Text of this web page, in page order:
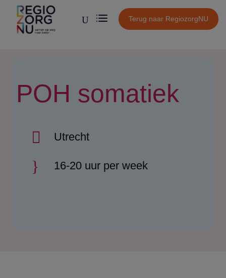
U Terug naar RegiozorgNU
POH somatiek
 Utrecht
} 16-20 uur per week